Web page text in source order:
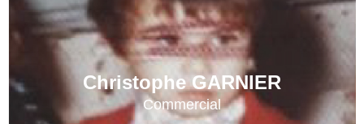
Christophe GARNIER
Commercial